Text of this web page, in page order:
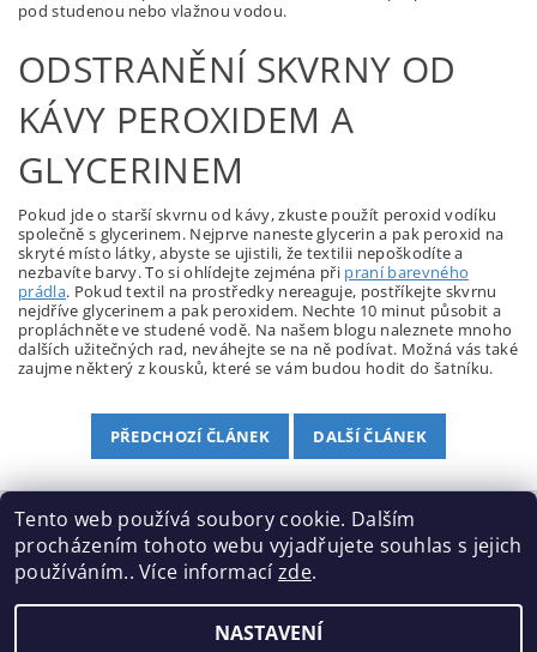
pod studenou nebo vlažnou vodou.
ODSTRANĚNÍ SKVRNY OD
KÁVY PEROXIDEM A
GLYCERINEM
Pokud jde o starší skvrnu od kávy, zkuste použít peroxid vodíku
společně s glycerinem. Nejprve naneste glycerin a pak peroxid na
skryté místo látky, abyste se ujistili, že textilii nepoškodíte a
nezbavíte barvy. To si ohlídejte zejména při praní barevného
prádla. Pokud textil na prostředky nereaguje, postříkejte skvrnu
nejdříve glycerinem a pak peroxidem. Nechte 10 minut působit a
propláchněte ve studené vodě. Na našem blogu naleznete mnoho
dalších užitečných rad, neváhejte se na ně podívat. Možná vás také
zaujme některý z kousků, které se vám budou hodit do šatníku.
PŘEDCHOZÍ ČLÁNEK DALŠÍ ČLÁNEK
Tabulka velikostí | Doprava a Platba | Blog |
Podmínky ochrany osobních údajů | Obchodní podmínky |
Výměna / vrácení zboží
Tento web používá soubory cookie. Dalším
procházením tohoto webu vyjadřujete souhlas s jejich
používáním.. Více informacízde.
NASTAVENÍ